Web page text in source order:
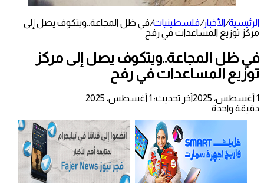
الرئيسية/الأخبار/فلسطينيات/في ظل المجاعة..ويتكوف يصل إلى
مركز توزيع المساعدات في رفح
في ظل المجاعة..ويتكوف يصل إلى مركز
توزيع المساعدات في رفح
1 أغسطس، 2025
آخر تحديث: 1 أغسطس، 2025
دقيقة واحدة